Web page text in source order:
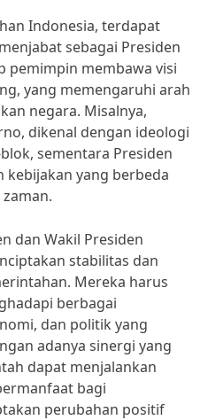
Indonesia, terdapat
sebagai Presiden
pemimpin membawa visi
yang memengaruhi arah
negara. Misalnya,
dikenal dengan ideologi
sementara Presiden
yang berbeda
dan Wakil Presiden
stabilitas dan
Mereka harus
berbagai
dan politik yang
adanya sinergi yang
dapat menjalankan
bagi
perubahan positif